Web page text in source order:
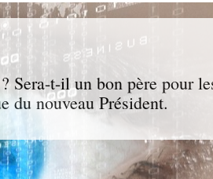
Sera-t-il un bon père pour
du nouveau Président.